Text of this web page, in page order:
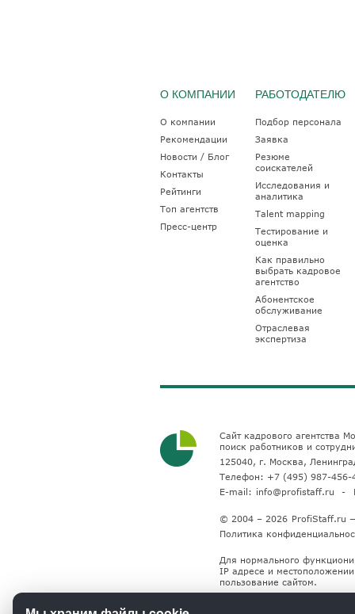
О КОМПАНИИ
О компании
Рекомендации
Новости / Блог
Контакты
Рейтинги
Топ агентств
Пресс-центр
РАБОТОДАТЕЛЮ
Подбор персонала
Заявка
Резюме
соискателей
Исследования и
аналитика
Talent mapping
Тестирование и
оценка
Как правильно
выбрать кадровое
агентство
Абонентское
обслуживание
Отраслевая
экспертиза
Сайт кадрового агентства
поиск работников и
125040, г. Москва,
Телефон: +7 (495) 987-456-
E-mail: info@profistaff.ru
© 2004 – 2026 ProfiStaff.ru
Политика
Для нормального
IP адресе и
пользование сайтом.